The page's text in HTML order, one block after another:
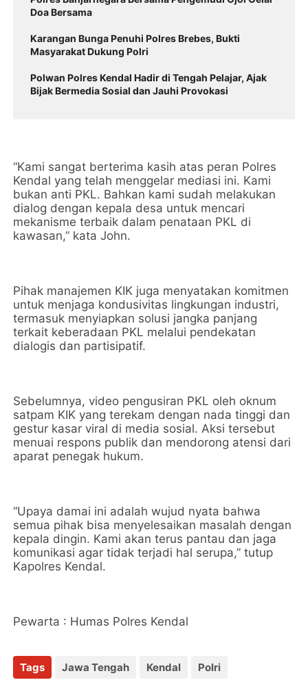
Doa Bersama
Karangan Bunga Penuhi Polres Brebes, Bukti
Masyarakat Dukung Polri
Polwan Polres Kendal Hadir di Tengah Pelajar, Ajak
Bijak Bermedia Sosial dan Jauhi Provokasi
“Kami sangat berterima kasih atas peran Polres
Kendal yang telah menggelar mediasi ini. Kami
bukan anti PKL. Bahkan kami sudah melakukan
dialog dengan kepala desa untuk mencari
mekanisme terbaik dalam penataan PKL di
kawasan,” kata John.
Pihak manajemen KIK juga menyatakan komitmen
untuk menjaga kondusivitas lingkungan industri,
termasuk menyiapkan solusi jangka panjang
terkait keberadaan PKL melalui pendekatan
dialogis dan partisipatif.
Sebelumnya, video pengusiran PKL oleh oknum
satpam KIK yang terekam dengan nada tinggi dan
gestur kasar viral di media sosial. Aksi tersebut
menuai respons publik dan mendorong atensi dari
aparat penegak hukum.
“Upaya damai ini adalah wujud nyata bahwa
semua pihak bisa menyelesaikan masalah dengan
kepala dingin. Kami akan terus pantau dan jaga
komunikasi agar tidak terjadi hal serupa,” tutup
Kapolres Kendal.
Pewarta : Humas Polres Kendal
Tags Jawa Tengah Kendal Polri